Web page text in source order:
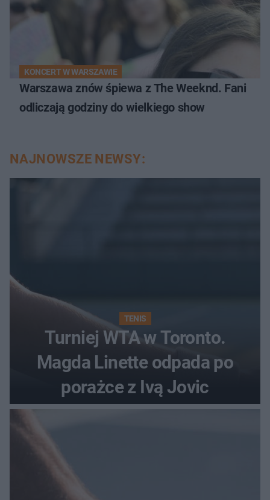
KONCERT W WARSZAWIE
Warszawa znów śpiewa z The Weeknd. Fani
odliczają godziny do wielkiego show
NAJNOWSZE NEWSY:
TENIS
Turniej WTA w Toronto.
Magda Linette odpada po
porażce z Ivą Jovic